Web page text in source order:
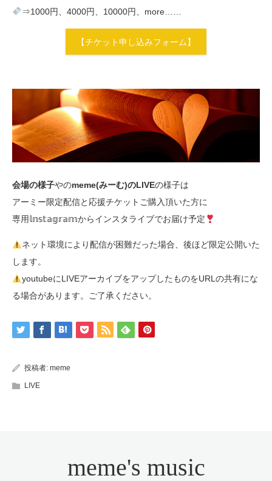
⇒1000円、4000円、10000円、more……
【チケット申し込みフォーム】
会場の様子やのmeme(みーむ)のLIVEの様子は
アーミー限定配信と応援チケットご購入頂いた方に
専用𝕝𝕟𝕤𝕥𝕒𝕘𝕣𝕒𝕞からインスタライブでお届け予定
ネット環境により配信が困難だった場合、後ほど限定公開いた
します。
youtubeにLIVEアーカイブをアップしたものをURLの共有にな
る場合があります。ご了承ください。
投稿者: meme
LIVE
meme's music